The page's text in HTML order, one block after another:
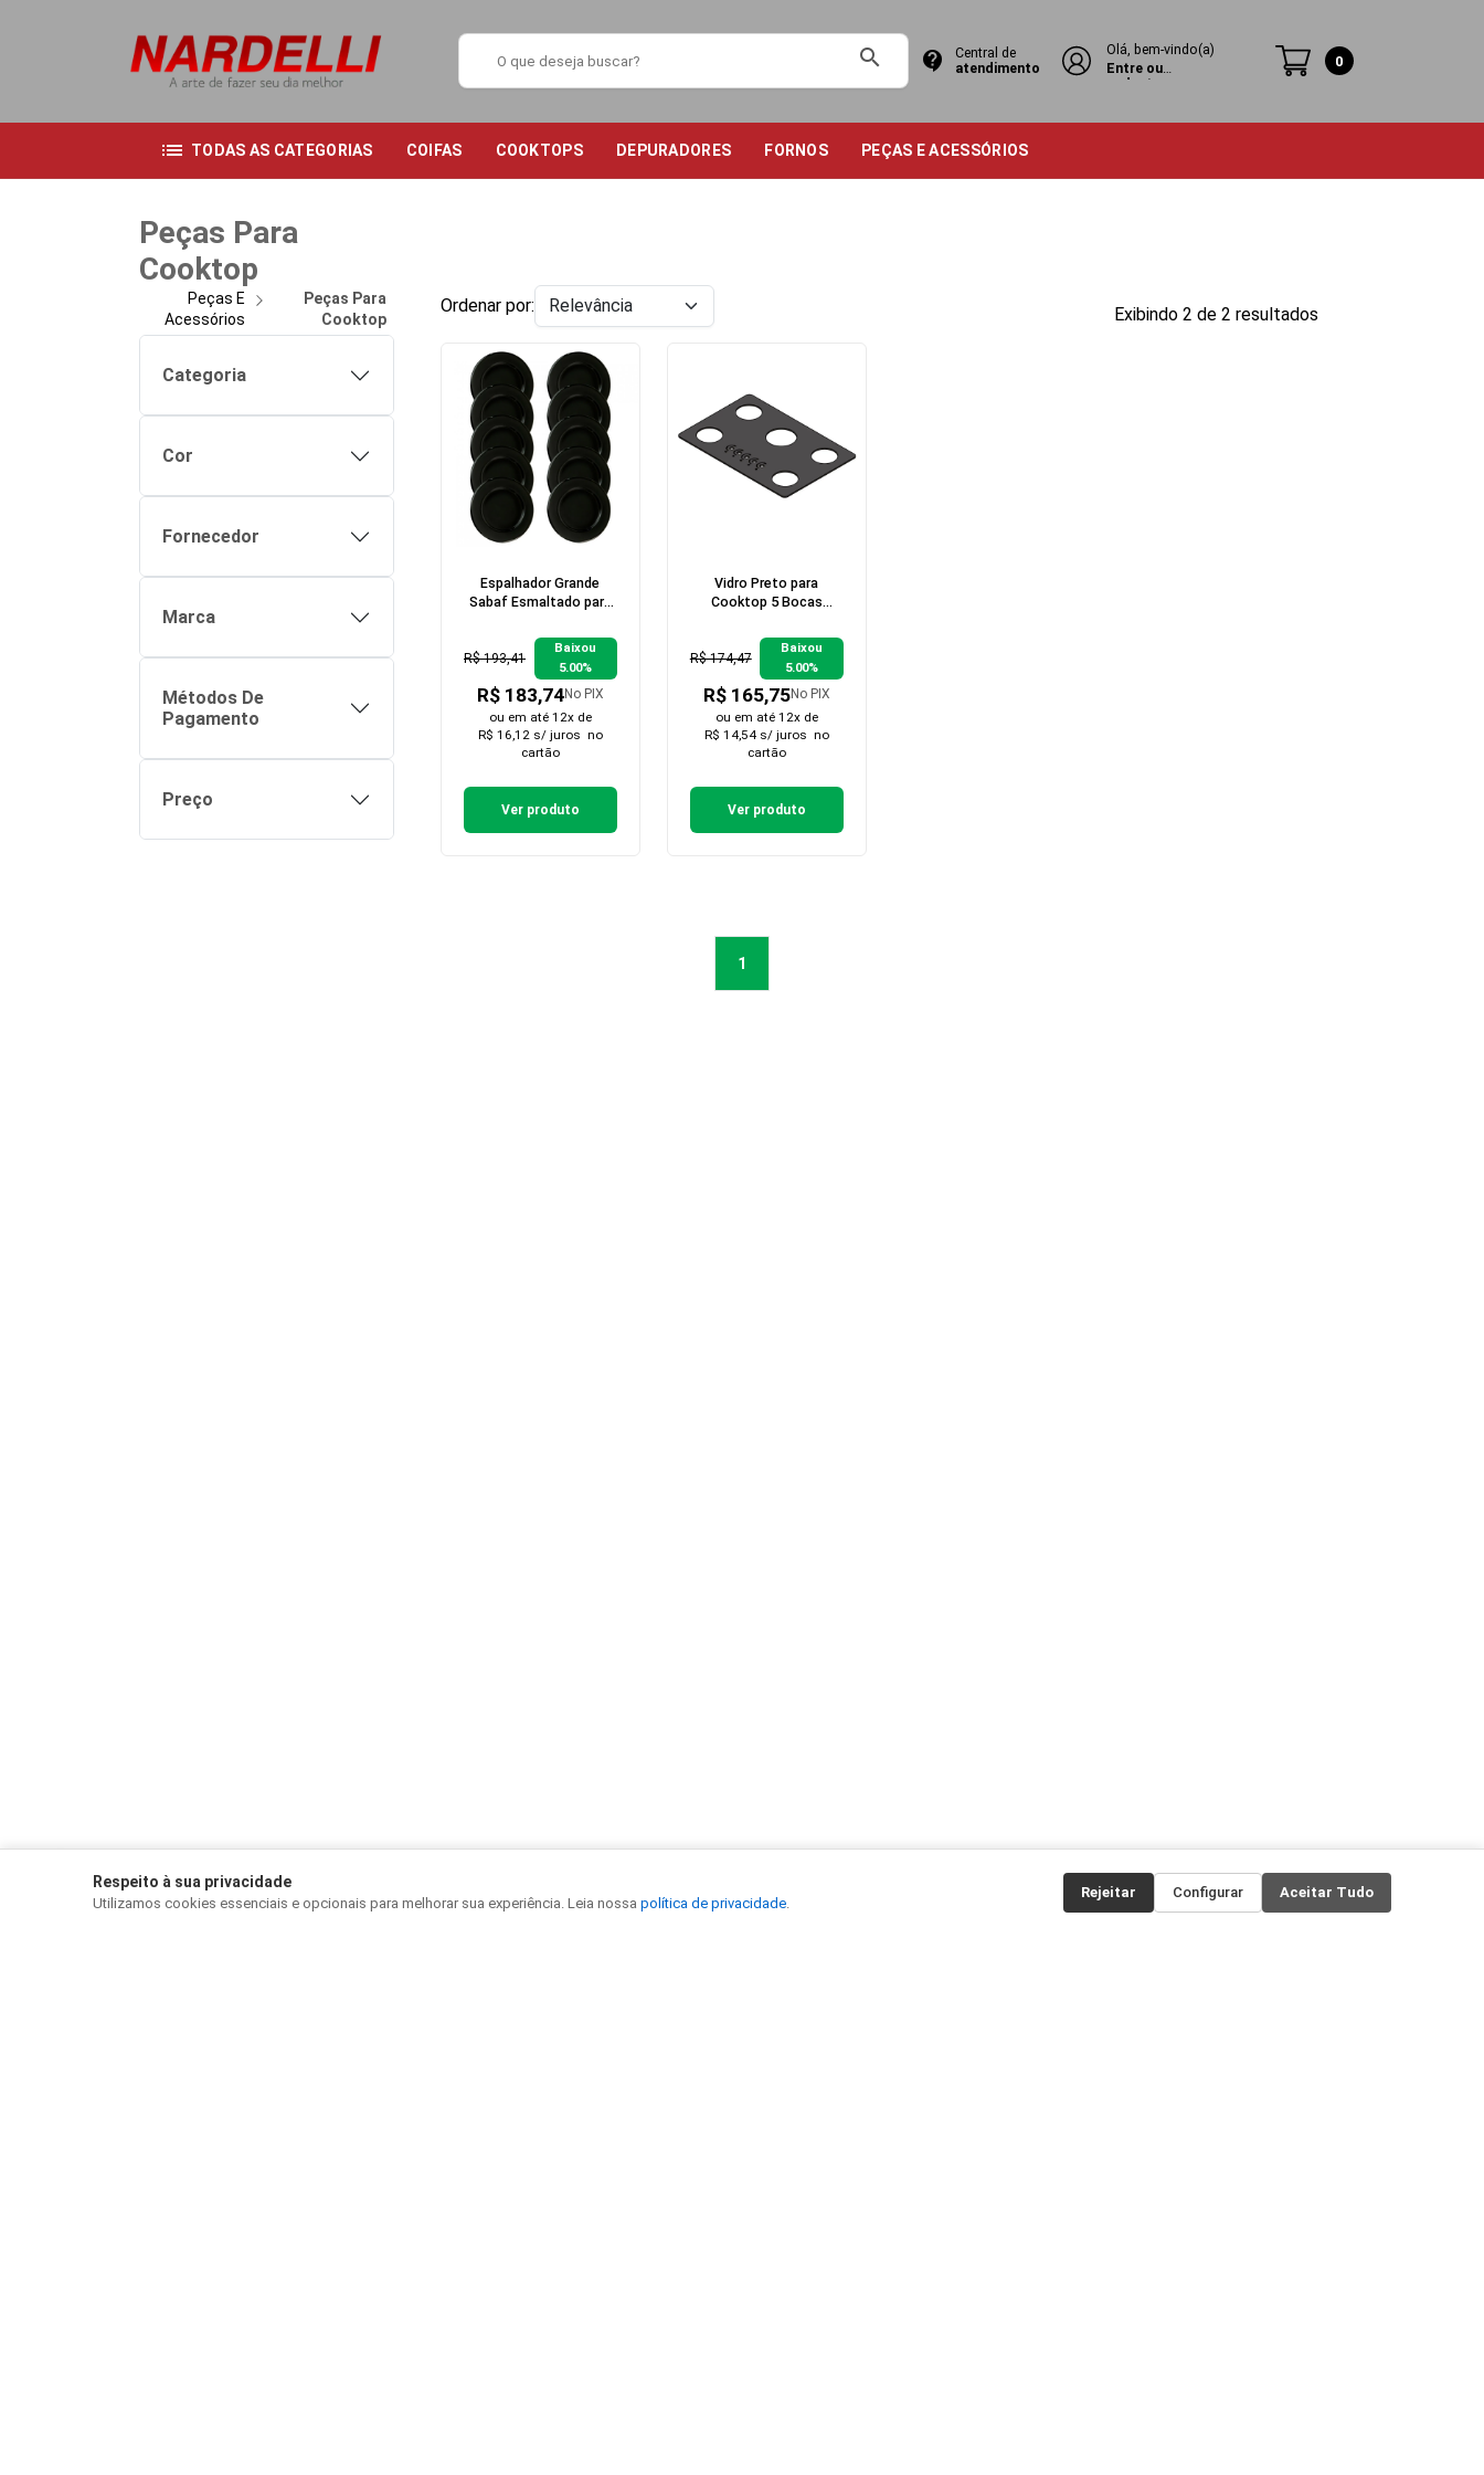
search contact_support
Central de
atendimento
Olá, bem-vindo(a)
Entre ou
cadastre-se
0
list TODAS AS CATEGORIAS COIFAS COOKTOPS DEPURADORES FORNOS PEÇAS E ACESSÓRIOS
Peças Para
Cooktop
Peças E
Acessórios
Peças Para
Cooktop
Ordenar por: Exibindo 2 de 2 resultados
Categoria
Cor
Fornecedor
Marca
Métodos De
Pagamento
Preço
Espalhador Grande
Sabaf Esmaltado para
R$ 193,41
Baixou
5.00%
R$ 183,74No PIX
ou em até 12x de
R$ 16,12 s/ juros no
cartão
Ver produto
Vidro Preto para
Cooktop 5 Bocas
R$ 174,47
Baixou
5.00%
R$ 165,75No PIX
ou em até 12x de
R$ 14,54 s/ juros no
cartão
Ver produto
1
Respeito à sua privacidade
Utilizamos cookies essenciais e opcionais para melhorar sua experiência. Leia nossa política de privacidade.
Rejeitar Configurar Aceitar Tudo